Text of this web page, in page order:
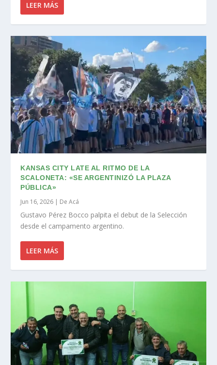
LEER MÁS
KANSAS CITY LATE AL RITMO DE LA
SCALONETA: «SE ARGENTINIZÓ LA PLAZA
PÚBLICA»
Jun 16, 2026 | De Acá
Gustavo Pérez Bocco palpita el debut de la Selección
desde el campamento argentino.
LEER MÁS